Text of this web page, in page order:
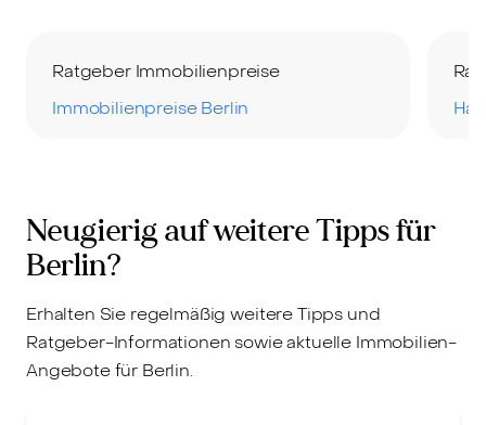
Ratgeber Immobilienpreise
Immobilienpreise Berlin
Neugierig auf weitere Tipps für
Berlin?
Erhalten Sie regelmäßig weitere Tipps und
Ratgeber-Informationen sowie aktuelle Immobilien-
Angebote für Berlin.